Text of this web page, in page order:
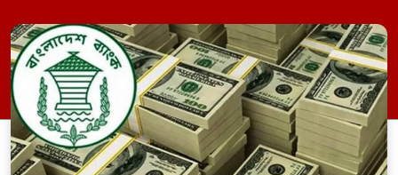
রিজার্ভ বাড়াতে ডেভেলপমেন্ট পার্টনারদের
(উন্নয়ন অংশীদার) সঙ্গে আলোচনা করা হবে।
বুধবার সচিবালয়ে ‘মূল্যস্ফীতি ও খাদ্য সরবরাহ
পরিস্থিতি পর্যালোচনা এবং মূল্যস্ফীতি সহনীয়
মাত্রায় কমিয়ে আনার’ […]